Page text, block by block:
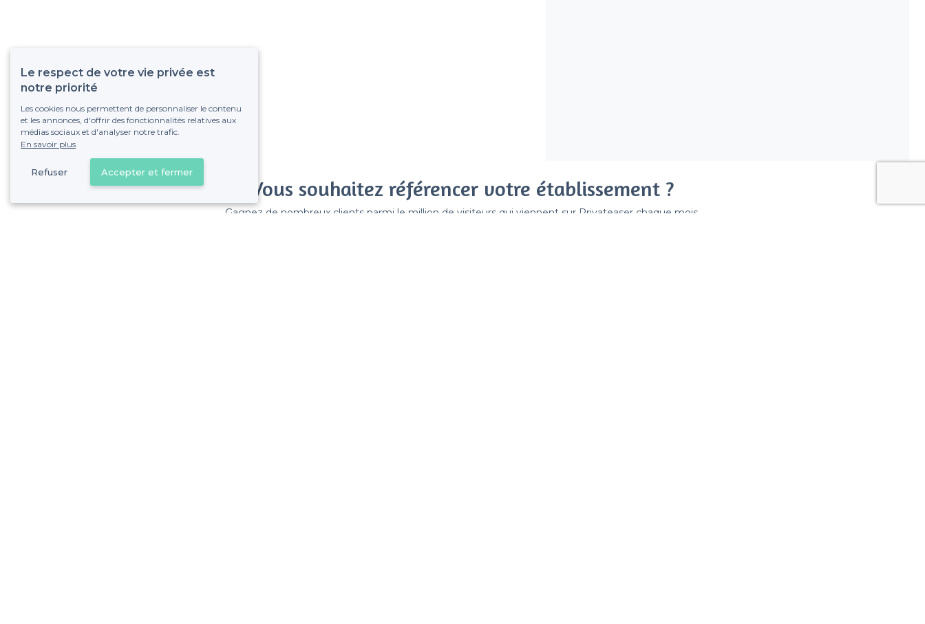
Vous souhaitez référencer votre établissement ?
Gagnez de nombreux clients parmi le million de visiteurs qui viennent sur Privateaser chaque mois.
Le respect de votre vie privée est
notre priorité
Les cookies nous permettent de personnaliser le contenu
et les annonces, d'offrir des fonctionnalités relatives aux
médias sociaux et d'analyser notre trafic.
En savoir plus
Refuser Accepter et fermer